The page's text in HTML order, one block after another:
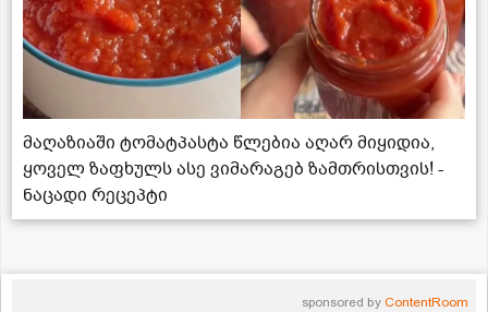
მაღაზიაში ტომატპასტა წლებია აღარ მიყიდია,
ყოველ ზაფხულს ასე ვიმარაგებ ზამთრისთვის! -
ნაცადი რეცეპტი
sponsored by ContentRoom